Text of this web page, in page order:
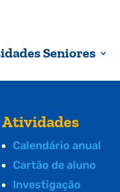
Seniores
Atividades
Calendário anual
Cartão de aluno
Investigação